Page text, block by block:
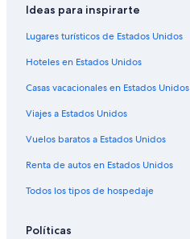
Ideas para inspirarte
Lugares turísticos de Estados Unidos
Hoteles en Estados Unidos
Casas vacacionales en Estados Unidos
Viajes a Estados Unidos
Vuelos baratos a Estados Unidos
Renta de autos en Estados Unidos
Todos los tipos de hospedaje
Políticas